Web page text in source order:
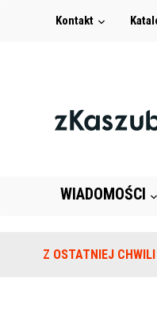
Kontakt
WIADOMOŚCI
Z OSTATNIEJ CHWILI
Na